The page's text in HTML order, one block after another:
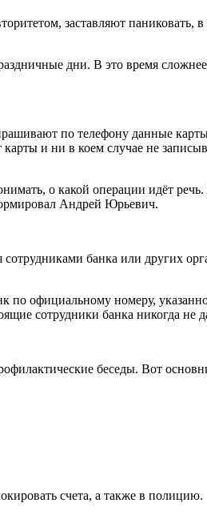
заставляют паниковать,
дни. В это время сложнее
по телефону данные
и ни в коем случае не
о какой операции идёт
Андрей Юрьевич.
банка или других
по официальному номеру,
сотрудники банка никогда
беседы. Вот
счета, а также в полицию.